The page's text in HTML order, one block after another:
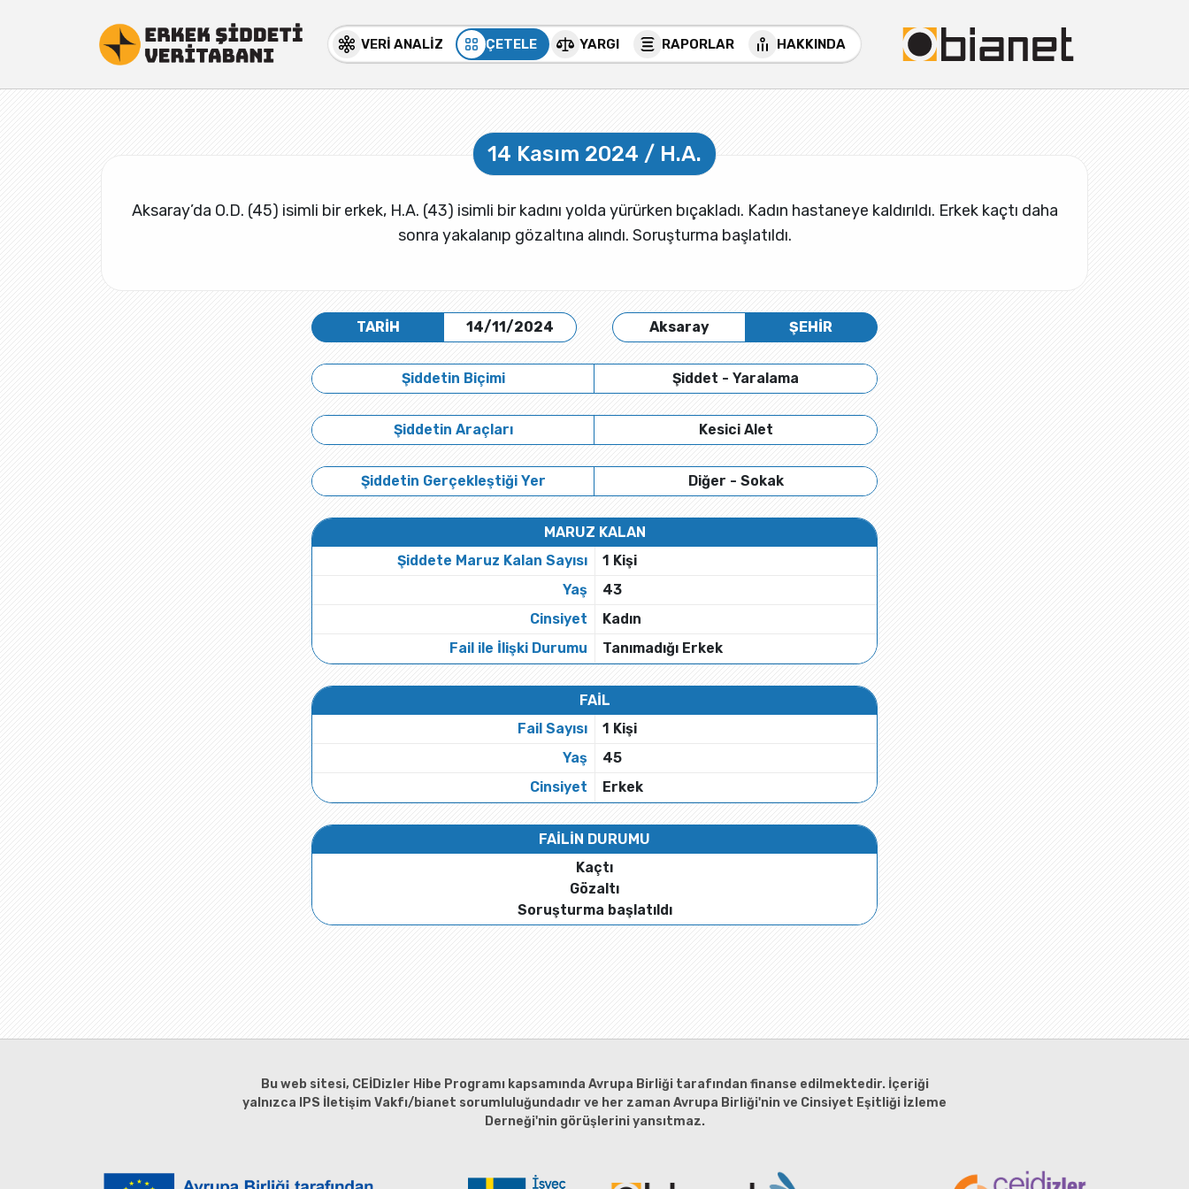
VERİ ANALİZ ÇETELE YARGI RAPORLAR HAKKINDA
14 Kasım 2024 / H.A.
Aksaray’da O.D. (45) isimli bir erkek, H.A. (43) isimli bir kadını yolda yürürken bıçakladı. Kadın hastaneye kaldırıldı. Erkek kaçtı daha
sonra yakalanıp gözaltına alındı. Soruşturma başlatıldı.
TARİH 14/11/2024 Aksaray ŞEHİR
Şiddetin Biçimi Şiddet - Yaralama
Şiddetin Araçları Kesici Alet
Şiddetin Gerçekleştiği Yer Diğer - Sokak
MARUZ KALAN
Şiddete Maruz Kalan Sayısı
1 Kişi
Yaş
43
Cinsiyet
Kadın
Fail ile İlişki Durumu
Tanımadığı Erkek
FAİL
Fail Sayısı
1 Kişi
Yaş
45
Cinsiyet
Erkek
FAİLİN DURUMU
Kaçtı
Gözaltı
Soruşturma başlatıldı
Bu web sitesi, CEİDizler Hibe Programı kapsamında Avrupa Birliği tarafından finanse edilmektedir. İçeriği
yalnızca IPS İletişim Vakfı/bianet sorumluluğundadır ve her zaman Avrupa Birliği'nin ve Cinsiyet Eşitliği İzleme
Derneği'nin görüşlerini yansıtmaz.